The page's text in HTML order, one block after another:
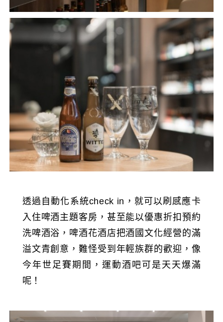
透過自動化系統check in，就可以刷感應卡
入住啤酒主題客房，甚至能以優惠折扣預約
洗啤酒浴，啤酒花酒店把酒國文化經營的滿
溢文青創意，難怪受到年輕族群的歡迎，像
今年世足賽期間，運動酒吧可是天天爆滿
呢！